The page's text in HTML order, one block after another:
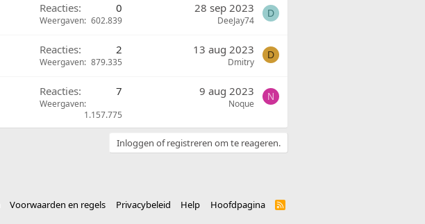
Reacties 0
Weergaven 602.839
28 sep 2023
DeeJay74
D
Reacties 2
Weergaven 879.335
13 aug 2023
Dmitry
D
Reacties 7
Weergaven
1.157.775
9 aug 2023
Noque
N
Inloggen of registreren om te reageren.
Voorwaarden en regels Privacybeleid Help Hoofdpagina
R